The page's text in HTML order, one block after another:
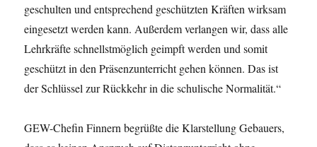
geschulten und entsprechend geschützten Kräften wirksam
eingesetzt werden kann. Außerdem verlangen wir, dass alle
Lehrkräfte schnellstmöglich geimpft werden und somit
geschützt in den Präsenzunterricht gehen können. Das ist
der Schlüssel zur Rückkehr in die schulische Normalität.“
GEW-Chefin Finnern begrüßte die Klarstellung Gebauers,